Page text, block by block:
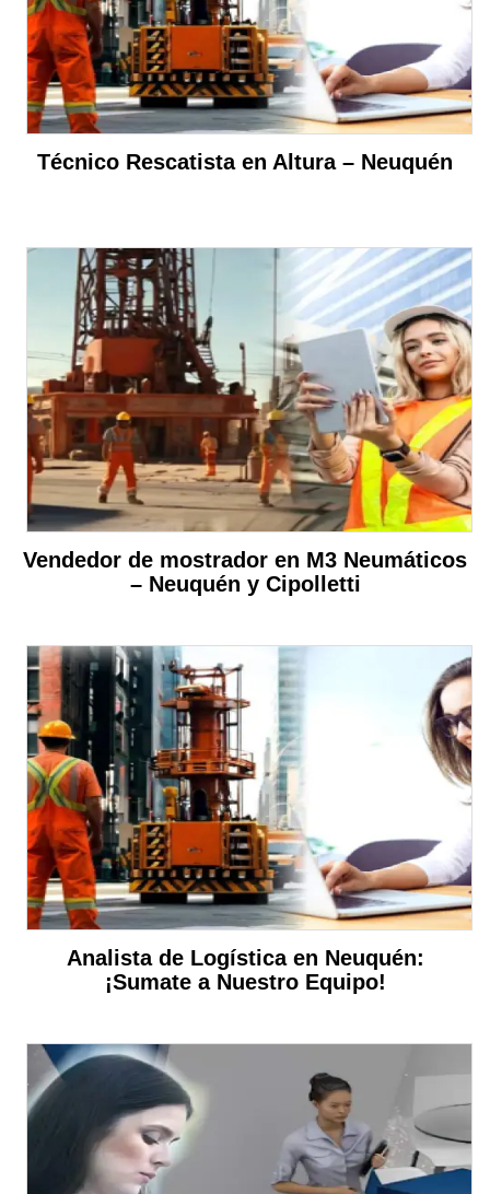
Técnico Rescatista en Altura – Neuquén
Vendedor de mostrador en M3 Neumáticos
– Neuquén y Cipolletti
Analista de Logística en Neuquén:
¡Sumate a Nuestro Equipo!